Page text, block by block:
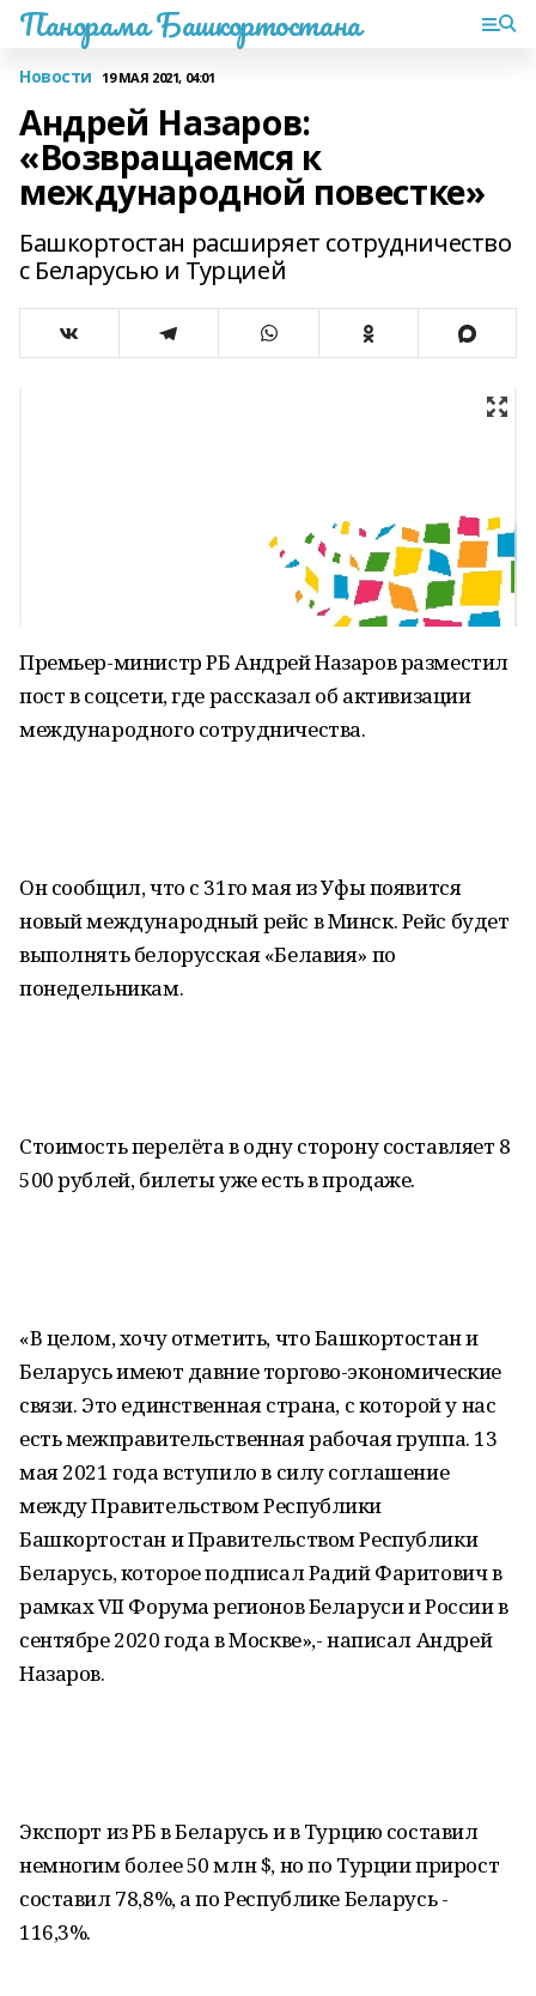
Панорама Башкортостана
Новости 19 МАЯ 2021, 04:01
Андрей Назаров:
«Возвращаемся к
международной повестке»
Башкортостан расширяет сотрудничество
с Беларусью и Турцией
Премьер-министр РБ Андрей Назаров разместил
пост в соцсети, где рассказал об активизации
международного сотрудничества.
Он сообщил, что с 31го мая из Уфы появится
новый международный рейс в Минск. Рейс будет
выполнять белорусская «Белавия» по
понедельникам.
Стоимость перелёта в одну сторону составляет 8
500 рублей, билеты уже есть в продаже.
«В целом, хочу отметить, что Башкортостан и
Беларусь имеют давние торгово-экономические
связи. Это единственная страна, с которой у нас
есть межправительственная рабочая группа. 13
мая 2021 года вступило в силу соглашение
между Правительством Республики
Башкортостан и Правительством Республики
Беларусь, которое подписал Радий Фаритович в
рамках VII Форума регионов Беларуси и России в
сентябре 2020 года в Москве»,- написал Андрей
Назаров.
Экспорт из РБ в Беларусь и в Турцию составил
немногим более 50 млн $, но по Турции прирост
составил 78,8%, а по Республике Беларусь -
116,3%.